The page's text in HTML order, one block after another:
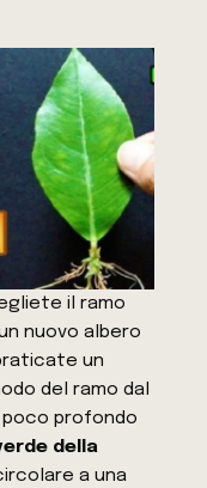
il ramo
nuovo albero
un
del ramo dal
profondo
della
a una